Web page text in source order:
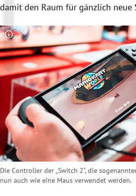
damit den Raum für gänzlich neue
Copyright-Hinweis öffnen/
Die Controller der „Switch 2“, die
nun auch wie eine Maus verwendet werden.